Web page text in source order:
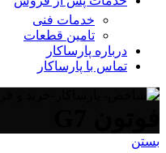
خدمات فنی
تامین قطعات
درباره پارساکار
تماس با پارساکار
بستن